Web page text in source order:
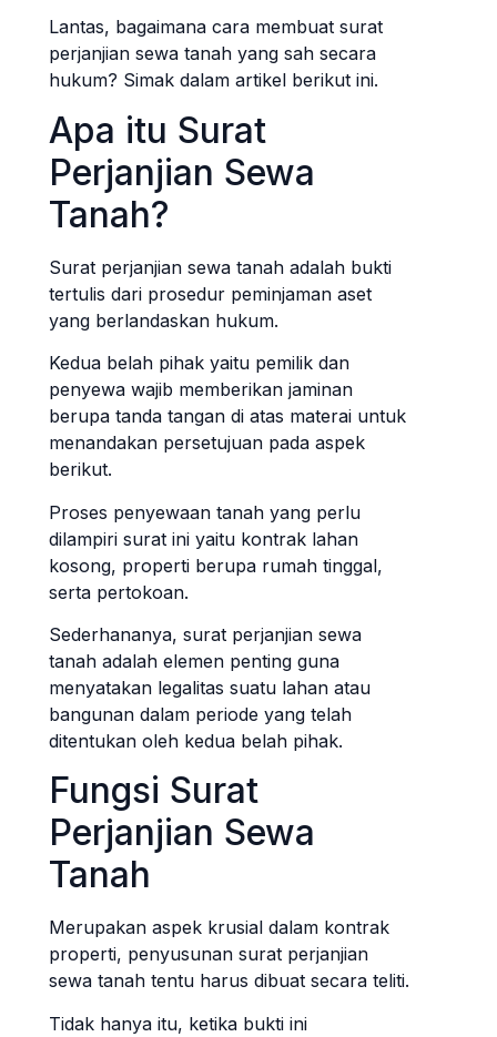
Lantas, bagaimana cara membuat surat
perjanjian sewa tanah yang sah secara
hukum? Simak dalam artikel berikut ini.
Apa itu Surat
Perjanjian Sewa
Tanah?
Surat perjanjian sewa tanah adalah bukti
tertulis dari prosedur peminjaman aset
yang berlandaskan hukum.
Kedua belah pihak yaitu pemilik dan
penyewa wajib memberikan jaminan
berupa tanda tangan di atas materai untuk
menandakan persetujuan pada aspek
berikut.
Proses penyewaan tanah yang perlu
dilampiri surat ini yaitu kontrak lahan
kosong, properti berupa rumah tinggal,
serta pertokoan.
Sederhananya, surat perjanjian sewa
tanah adalah elemen penting guna
menyatakan legalitas suatu lahan atau
bangunan dalam periode yang telah
ditentukan oleh kedua belah pihak.
Fungsi Surat
Perjanjian Sewa
Tanah
Merupakan aspek krusial dalam kontrak
properti, penyusunan surat perjanjian
sewa tanah tentu harus dibuat secara teliti.
Tidak hanya itu, ketika bukti ini